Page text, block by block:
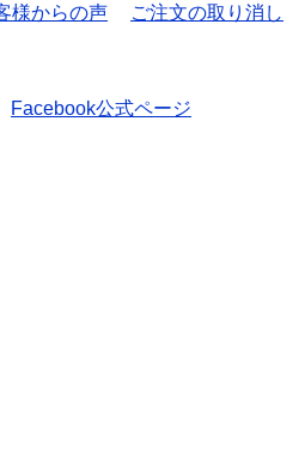
様からの声 ご注文の取り消し
Facebook公式ページ